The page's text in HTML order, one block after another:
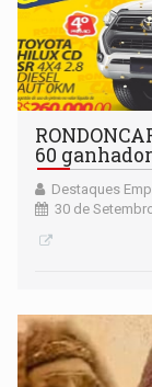
60
Destaques
30 de